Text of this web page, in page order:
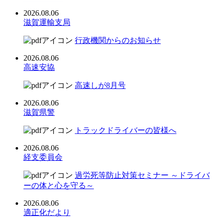
2026.08.06
滋賀運輸支局
行政機関からのお知らせ
2026.08.06
高速安協
高速しが8月号
2026.08.06
滋賀県警
トラックドライバーの皆様へ
2026.08.06
経支委員会
過労死等防止対策セミナー ～ドライバ
ーの体と心を守る～
2026.08.06
適正化だより